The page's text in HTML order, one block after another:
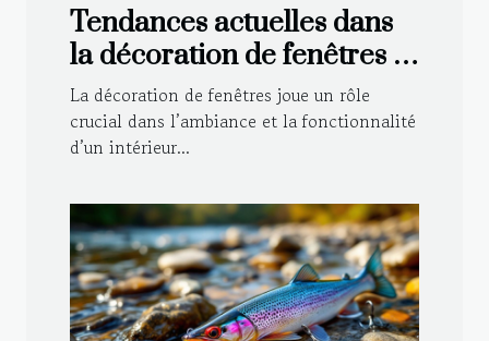
Tendances actuelles dans
la décoration de fenêtres :
Voilages et rideaux
La décoration de fenêtres joue un rôle
crucial dans l’ambiance et la fonctionnalité
d’un intérieur...